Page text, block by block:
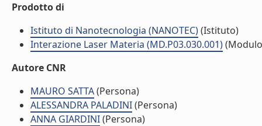
Prodotto di
Istituto di Nanotecnologia (NANOTEC)(Istituto)
Interazione Laser Materia (MD.P03.030.001)
Autore CNR
MAURO SATTA(Persona)
ALESSANDRA PALADINI(Persona)
ANNA GIARDINI(Persona)